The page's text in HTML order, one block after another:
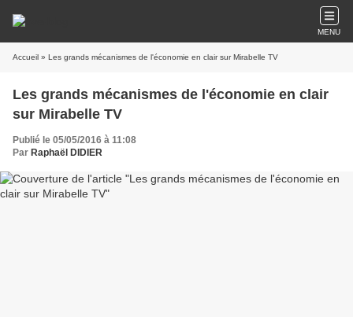
MENU
Accueil » Les grands mécanismes de l'économie en clair sur Mirabelle TV
Les grands mécanismes de l'économie en clair
sur Mirabelle TV
Publié le 05/05/2016 à 11:08
Par Raphaël DIDIER